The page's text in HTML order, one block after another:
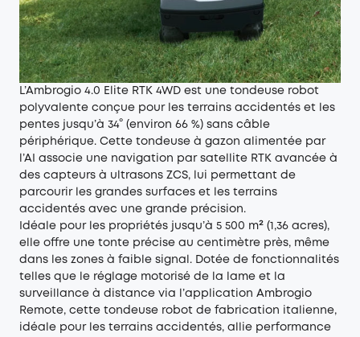
L’Ambrogio 4.0 Elite RTK 4WD est une tondeuse robot
polyvalente conçue pour les terrains accidentés et les
pentes jusqu’à 34° (environ 66 %) sans câble
périphérique. Cette tondeuse à gazon alimentée par
l’AI associe une navigation par satellite RTK avancée à
des capteurs à ultrasons ZCS, lui permettant de
parcourir les grandes surfaces et les terrains
accidentés avec une grande précision.
Idéale pour les propriétés jusqu’à 5 500 m² (1,36 acres),
elle offre une tonte précise au centimètre près, même
dans les zones à faible signal. Dotée de fonctionnalités
telles que le réglage motorisé de la lame et la
surveillance à distance via l’application Ambrogio
Remote, cette tondeuse robot de fabrication italienne,
idéale pour les terrains accidentés, allie performance